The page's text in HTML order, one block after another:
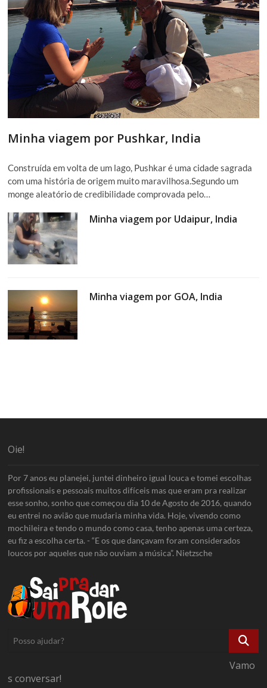
Minha viagem por Pushkar, India
Construída em volta de um lago, Pushkar é uma cidade sagrada
com uma história de origem muito maravilhosa.Segundo um
monge aleatório de credibilidade comprovada pelo…
Minha viagem por Udaipur, India
Minha viagem por GOA, India
Oie!
Por 7 anos eu planejei, juntei dinheiro igual louca e tomei escolhas
profissionais e pessoais muitos difíceis mas que eram pra realizar
esse sonho, sonho que começou dia 10 de Agosto de 2016, quando
eu entrei no avião que mudaria minha vida. Hoje, vivendo como
mochileira e tendo o mundo como casa, tenho apenas uma certeza,
eu fiz a escolha certa. - “E os que dançavam foram considerados
loucos por aqueles que não ouviam a música”. Nietzsche
Posso
ajudar?
Vamo
s conversar!